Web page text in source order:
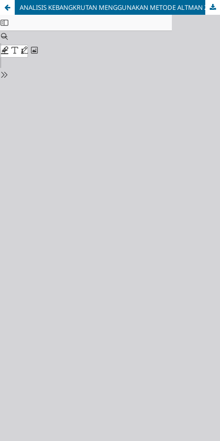
ANALISIS KEBANGKRUTAN MENGGUNAKAN METODE ALTMAN Z-SCORE, SPRINGATE, ZMIJWESKI, FOSTER, DAN GROVER PADA BANK MANDIRI Tbk.